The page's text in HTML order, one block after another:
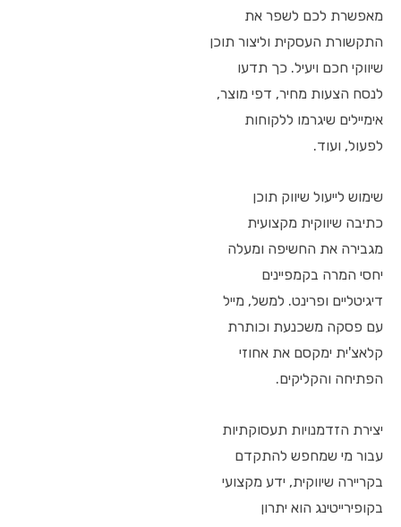
מאפשרת לכם לשפר את
התקשורת העסקית וליצור תוכן
שיווקי חכם ויעיל. כך תדעו
לנסח הצעות מחיר, דפי מוצר,
אימיילים שיגרמו ללקוחות
לפעול, ועוד.
שימוש לייעול שיווק תוכן
כתיבה שיווקית מקצועית
מגבירה את החשיפה ומעלה
יחסי המרה בקמפיינים
דיגיטליים ופרינט. למשל, מייל
עם פסקה משכנעת וכותרת
קלאצ'ית ימקסם את אחוזי
הפתיחה והקליקים.
יצירת הזדמנויות תעסוקתיות
עבור מי שמחפש להתקדם
בקריירה שיווקית, ידע מקצועי
בקופירייטינג הוא יתרון